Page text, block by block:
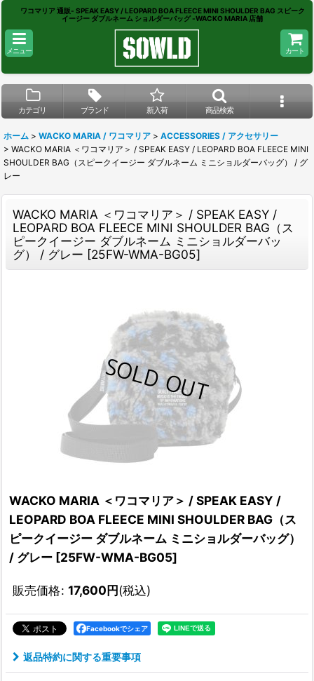
ワコマリア 通販- SPEAK EASY / LEOPARD BOA FLEECE MINI SHOULDER BAG スピーク
イージー ダブルネーム ショルダーバッグ -WACKO MARIA 店舗
メニュー カート
カテゴリ ブランド 新入荷 商品検索
ホーム > WACKO MARIA / ワコマリア > ACCESSORIES / アクセサリー
> WACKO MARIA ＜ワコマリア＞ / SPEAK EASY / LEOPARD BOA FLEECE MINI
SHOULDER BAG（スピークイージー ダブルネーム ミニショルダーバッグ） / グ
レー
WACKO MARIA ＜ワコマリア＞ / SPEAK EASY /
LEOPARD BOA FLEECE MINI SHOULDER BAG（ス
ピークイージー ダブルネーム ミニショルダーバッ
グ） / グレー [25FW-WMA-BG05]
WACKO MARIA ＜ワコマリア＞ / SPEAK EASY /
LEOPARD BOA FLEECE MINI SHOULDER BAG（ス
ピークイージー ダブルネーム ミニショルダーバッグ）
/ グレー [25FW-WMA-BG05]
販売価格: 17,600円(税込)
Facebookでシェア
返品特約に関する重要事項